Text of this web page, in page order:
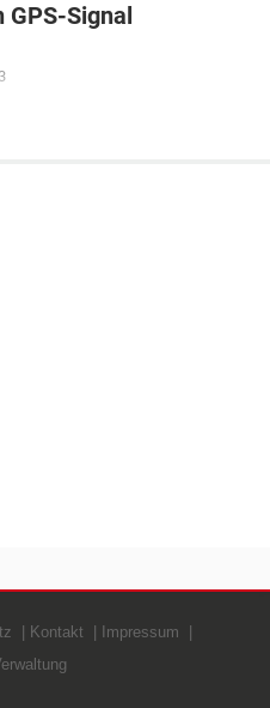
GPS-Signal
Kontakt
Impressum